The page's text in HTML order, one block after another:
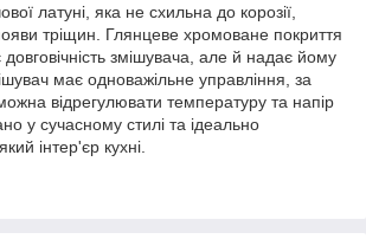
латуні, яка не схильна до корозії,
тріщин. Глянцеве хромоване покриття
довговічність змішувача, але й надає йому
має одноважільне управління, за
відрегулювати температуру та напір
у сучасному стилі та ідеально
інтер'єр кухні.